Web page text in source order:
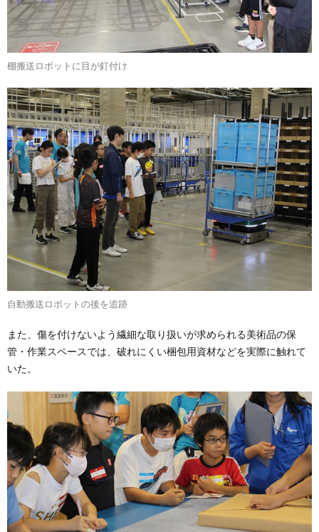
棚搬送ロボットに目が釘付け
自動搬送ロボットの後を追跡
また、傷を付けないよう繊細な取り扱いが求められる美術品の保
管・作業スペースでは、破れにくい梱包用資材などを実際に触れて
いた。